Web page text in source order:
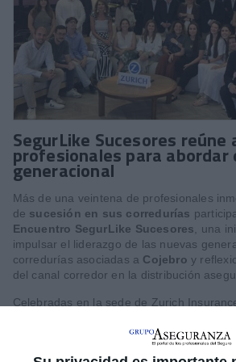
SegurLike Sucesores reúne
profesionales para abordar
generacional
Más de una veintena de profesionales
de sucesión en sus corredurías
Encuentro SegurLike Sucesores , una
impulsar el liderazgo de las nuevas
corredurías asociadas a Cojebro y
del canal corredor en la distribución
Celebradas en la sede de Zurich
dinámicas de trabajo centradas en los
generacional, el liderazgo y la